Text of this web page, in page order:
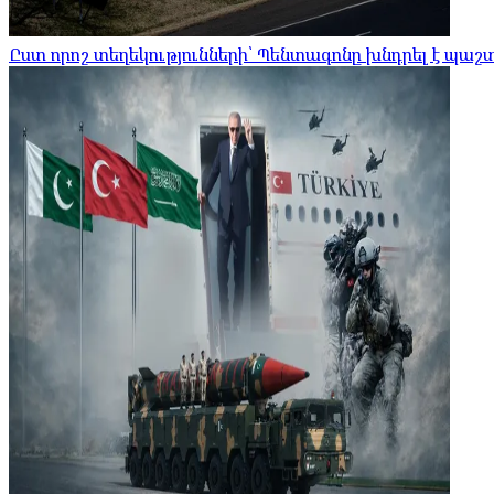
Ըստ որոշ տեղեկությունների՝ Պենտագոնը խնդրել է